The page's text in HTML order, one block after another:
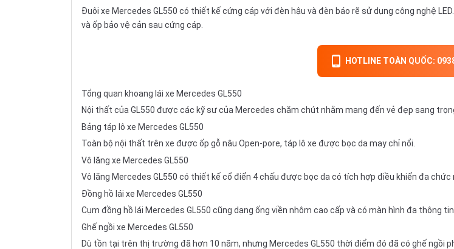
Đuôi xe Mercedes GL550 có thiết kế cứng cáp với đèn hậu và đèn báo rẽ sử dụng công nghệ
và ốp bảo vệ cản sau cứng cáp.
HOTLINE TOÀN QUỐC:
Tổng quan khoang lái xe Mercedes GL550
Nội thất của GL550 được các kỹ sư của Mercedes chăm chút nhằm mang đến vẻ đẹp sang
Bảng táp lô xe Mercedes GL550
Toàn bộ nội thất trên xe được ốp gỗ nâu Open-pore, táp lô xe được bọc da may chỉ nổi.
Vô lăng xe Mercedes GL550
Vô lăng Mercedes GL550 có thiết kế cổ điển 4 chấu được bọc da có tích hợp điều khiển đa
Đồng hồ lái xe Mercedes GL550
Cụm đồng hồ lái Mercedes GL550 cũng dạng ống viền nhôm cao cấp và có màn hình đa thông
Ghế ngồi xe Mercedes GL550
Dù tồn tại trên thị trường đã hơn 10 năm, nhưng Mercedes GL550 thời điểm đó đã có ghế ngồi